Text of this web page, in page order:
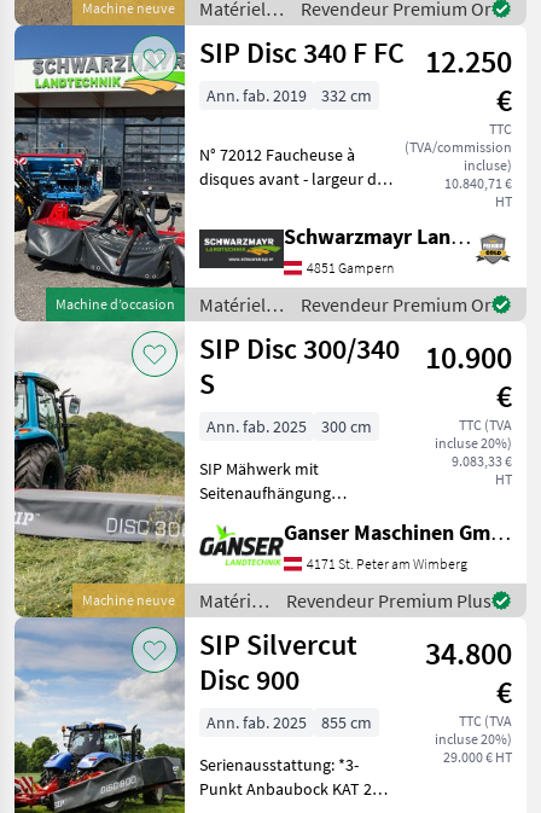
Machine neuve
niveau
Matériels
de
fenaison /
Revendeur Premium Or
Machine d’occasion
SIP Disc 340 F FC
12.250
€
TTC
(TVA/commission
incluse)
10.840,71 €
HT
Ann. fab. 2019 332 cm
N° 72012 Faucheuse à
disques avant - largeur de
conditionneur à dents en V
(dents en plastique) - avec
réglage de l'agressivité du
conditio
Schwarzmayr Landtechnik GmbH - Gampern
4851 Gampern
Matériels
de
fenaison /
SIP
Revendeur Premium Or
Machine neuve
SIP Disc 300/340
S
10.900
€
TTC (TVA
incluse 20%)
9.083,33 €
HT
Ann. fab. 2025
300 cm
SIP Mähwerk mit
Seitenaufhängung
Punkt Anbaubock Kat 2
und 3 *Antrieb
Eingangsgelenkwelle mit
Freilaufkupplung
Ganser Maschinen GmbH
4171 St. Peter am Wimberg
Matériels
de
fenaison
/ SIP
Revendeur Premium Plus
SIP Silvercut
Disc 900
34.800
€
TTC (TVA
incluse 20%)
29.000 € HT
Ann. fab. 2025
855 cm
Serienausstattung: *3-
Punkt Anbaubock KAT 2